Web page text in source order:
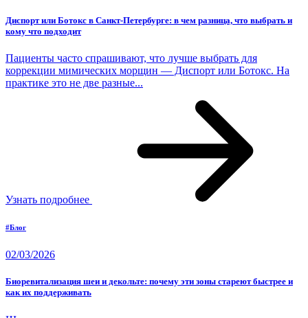
Диспорт или Ботокс в Санкт-Петербурге: в чем разница, что выбрать и
кому что подходит
Пациенты часто спрашивают, что лучше выбрать для
коррекции мимических морщин — Диспорт или Ботокс. На
практике это не две разные...
Узнать подробнее
#Блог
02/03/2026
Биоревитализация шеи и декольте: почему эти зоны стареют быстрее и
как их поддерживать